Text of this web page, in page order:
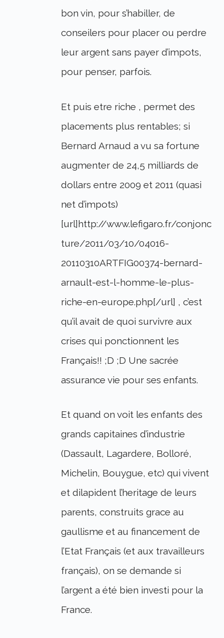
bon vin, pour s’habiller, de
conseilers pour placer ou perdre
leur argent sans payer d’impots,
pour penser, parfois.
Et puis etre riche , permet des
placements plus rentables; si
Bernard Arnaud a vu sa fortune
augmenter de 24,5 milliards de
dollars entre 2009 et 2011 (quasi
net d’impots)
[url]http://www.lefigaro.fr/conjonc
ture/2011/03/10/04016-
20110310ARTFIG00374-bernard-
arnault-est-l-homme-le-plus-
riche-en-europe.php[/url] , c’est
qu’il avait de quoi survivre aux
crises qui ponctionnent les
Français!! ;D ;D Une sacrée
assurance vie pour ses enfants.
Et quand on voit les enfants des
grands capitaines d’industrie
(Dassault, Lagardere, Bolloré,
Michelin, Bouygue, etc) qui vivent
et dilapident l’heritage de leurs
parents, construits grace au
gaullisme et au financement de
l’Etat Français (et aux travailleurs
français), on se demande si
l’argent a été bien investi pour la
France.